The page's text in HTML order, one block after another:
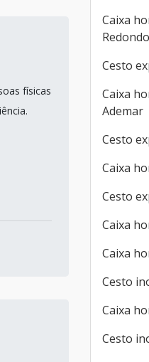
físicas
Caixa
Redondo
Cesto
Caixa
Ademar
Cesto
Caixa
Cesto
Caixa
Caixa
Cesto
Caixa
Cesto